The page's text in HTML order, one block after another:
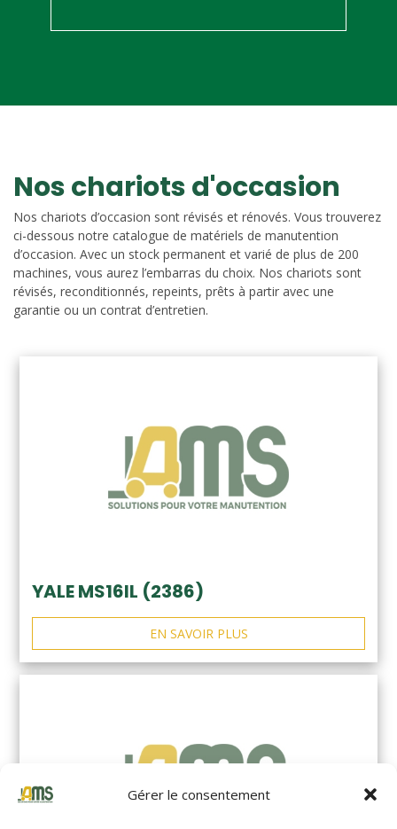
Gérer le consentement
Nos chariots d'occasion
Nos chariots d’occasion sont révisés et rénovés. Vous trouverez
ci-dessous notre catalogue de matériels de manutention
d’occasion. Avec un stock permanent et varié de plus de 200
machines, vous aurez l’embarras du choix. Nos chariots sont
révisés, reconditionnés, repeints, prêts à partir avec une
garantie ou un contrat d’entretien.
YALE MS16IL (2386)
EN SAVOIR PLUS